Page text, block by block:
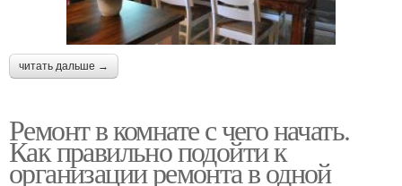
читать дальше →
Ремонт в комнате с чего начать.
Как правильно подойти к
организации ремонта в одной